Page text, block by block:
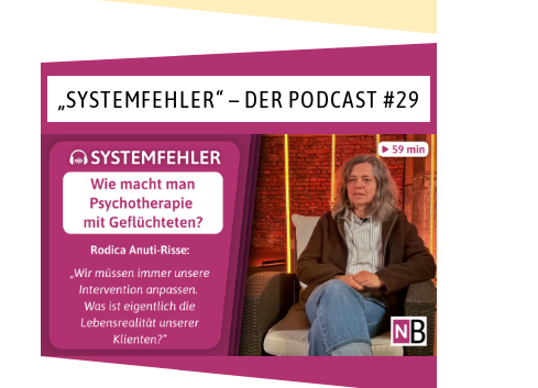
„SYSTEMFEHLER“ – DER PODCAST #29